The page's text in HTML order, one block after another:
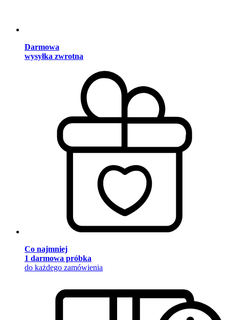
Darmowa
wysyłka zwrotna
Co najmniej
1 darmowa próbka
do każdego zamówienia